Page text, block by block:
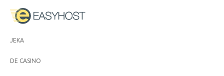
JEKA
DE CASINO